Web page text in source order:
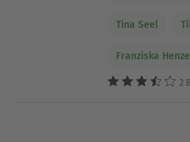
Tina Seel
Franziska Henze
2